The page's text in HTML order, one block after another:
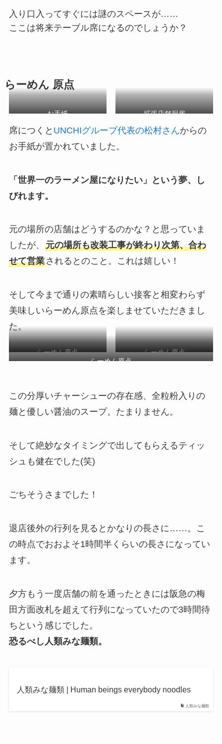
入り口入ってすぐには謎のスペースが……
ここは将来テーブル席になるのでしょうか？
らーめん 原点
お手紙 拡張店舗厨房
席につくと UNCHIグループ代表の松村さんからの
お手紙が置かれていました。
「世界一のラーメン屋になりたい」という夢、し
びれます。
元の場所の店舗はどうするのかな？と思っていま
したが、 元の場所も改装工事が終わり次第、合わ
せて営業されるとのこと。これは嬉しい！
そして今まで通りの素晴らしい接客と相変わらず
美味しいらーめん原点を楽しませていただきまし
た。
らーめん原点
らーめん原点
らーめん原点
この分厚いチャーシューの存在感、全粒粉入りの
麺と優しい醤油のスープ。たまりません。
そして絶妙なタイミングで出してもらえるティッ
シュも健在でした(笑)
ごちそうさまでした！
退店後外の行列を見るとかなりの長さに……。こ
の時点でおおよそ1時間半くらいの長さになってい
ます。
夕方もう一度店舗の前を通ったときには阪急の梅
田方面改札を超えて行列になっていたので3時間待
ちという感じでした。
恐るべし人類みな麺類。
人類みな麺類
人類みな麺類 | Human beings everybody noodles